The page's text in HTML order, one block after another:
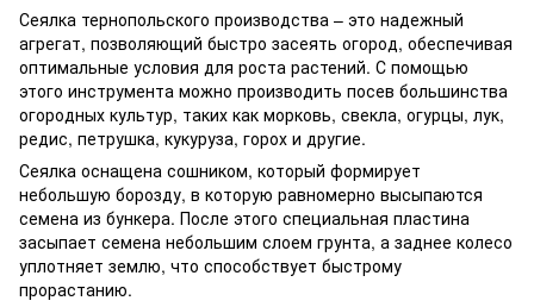
Сеялка тернопольского производства – это надежный
агрегат, позволяющий быстро засеять огород, обеспечивая
оптимальные условия для роста растений. С помощью
этого инструмента можно производить посев большинства
огородных культур, таких как морковь, свекла, огурцы, лук,
редис, петрушка, кукуруза, горох и другие.
Сеялка оснащена сошником, который формирует
небольшую борозду, в которую равномерно высыпаются
семена из бункера. После этого специальная пластина
засыпает семена небольшим слоем грунта, а заднее колесо
уплотняет землю, что способствует быстрому
прорастанию.